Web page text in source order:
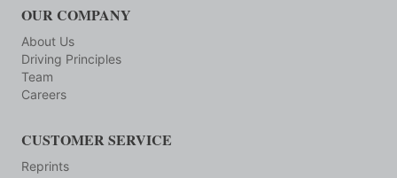
OUR COMPANY
About Us
Driving Principles
Team
Careers
CUSTOMER SERVICE
Reprints